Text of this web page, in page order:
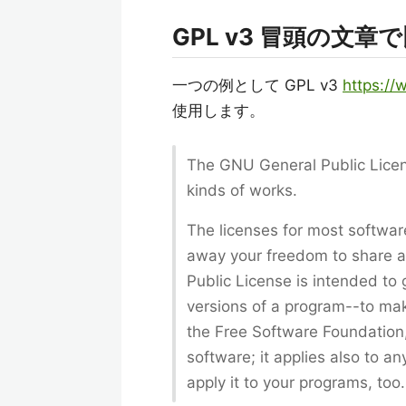
GPL v3 冒頭の文章
一つの例として GPL v3 https://
使用します。
The GNU General Public
kinds of works.
The licenses for most
away your freedom to share
Public License is intended to
versions of a program--to
the Free Software
software; it applies also to
apply it to your programs, too.